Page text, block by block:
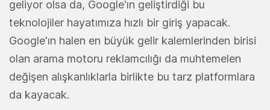
geliyor olsa da, Google'ın geliştirdiği bu
teknolojiler hayatımıza hızlı bir giriş yapacak.
Google'ın halen en büyük gelir kalemlerinden birisi
olan arama motoru reklamcılığı da muhtemelen
değişen alışkanlıklarla birlikte bu tarz platformlara
da kayacak.